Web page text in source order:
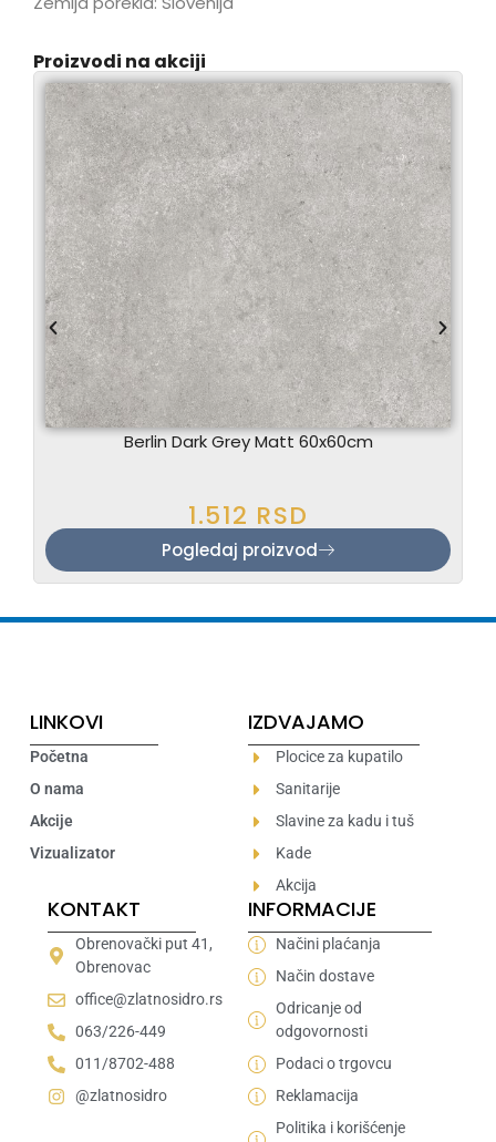
Proizvodi na akciji
Berlin Dark Grey Matt 60x60cm
1.512 RSD
Pogledaj proizvod
LINKOVI
Početna
O nama
Akcije
Vizualizator
IZDVAJAMO
Plocice za kupatilo
Sanitarije
Slavine za kadu i tuš
Kade
Akcija
KONTAKT
Obrenovački put 41,
Obrenovac
office@zlatnosidro.rs
063/226-449
011/8702-488
@zlatnosidro
INFORMACIJE
Načini plaćanja
Način dostave
Odricanje od
odgovornosti
Podaci o trgovcu
Reklamacija
Politika i korišćenje